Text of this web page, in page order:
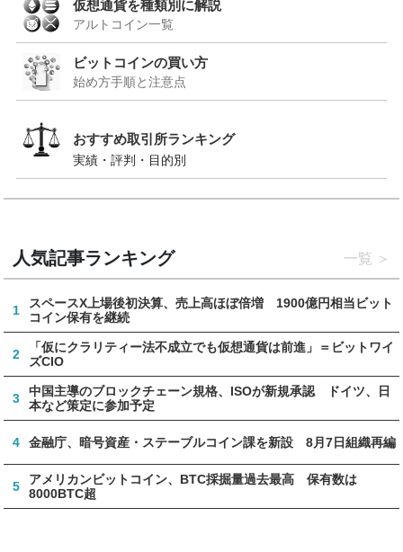
仮想通貨を種類別に解説
アルトコイン一覧
ビットコインの買い方
始め方手順と注意点
おすすめ取引所ランキング
実績・評判・目的別
人気記事ランキング 一覧
1
スペースX上場後初決算、売上高ほぼ倍増 1900億円相当ビット
コイン保有を継続
2
「仮にクラリティー法不成立でも仮想通貨は前進」＝ビットワイ
ズCIO
3
中国主導のブロックチェーン規格、ISOが新規承認 ドイツ、日
本など策定に参加予定
4 金融庁、暗号資産・ステーブルコイン課を新設 8月7日組織再編
5
アメリカンビットコイン、BTC採掘量過去最高 保有数は
8000BTC超